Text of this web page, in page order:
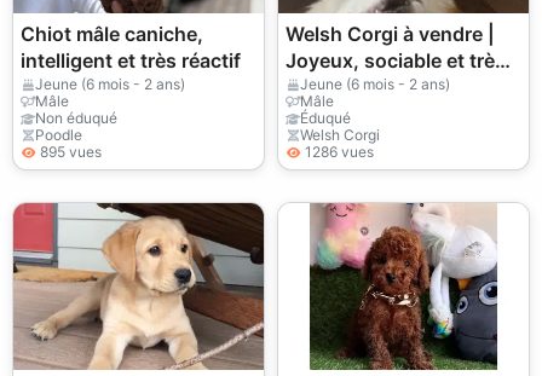
Chiot mâle caniche,
intelligent et très réactif
Jeune (6 mois - 2 ans)
Mâle
Non éduqué
Poodle
895 vues
Welsh Corgi à vendre |
Joyeux, sociable et très
intelligent
Jeune (6 mois - 2 ans)
Mâle
Éduqué
Welsh Corgi
1286 vues